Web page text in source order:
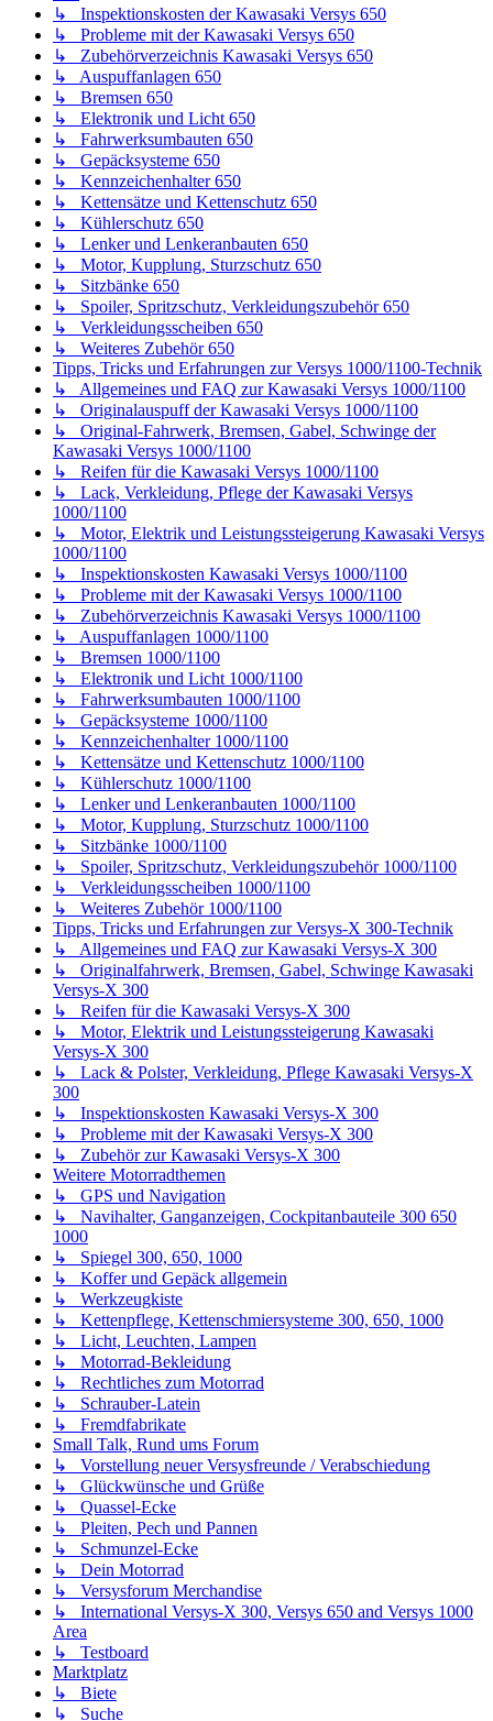
↳ Inspektionskosten der Kawasaki Versys 650
↳ Probleme mit der Kawasaki Versys 650
↳ Zubehörverzeichnis Kawasaki Versys 650
↳ Auspuffanlagen 650
↳ Bremsen 650
↳ Elektronik und Licht 650
↳ Fahrwerksumbauten 650
↳ Gepäcksysteme 650
↳ Kennzeichenhalter 650
↳ Kettensätze und Kettenschutz 650
↳ Kühlerschutz 650
↳ Lenker und Lenkeranbauten 650
↳ Motor, Kupplung, Sturzschutz 650
↳ Sitzbänke 650
↳ Spoiler, Spritzschutz, Verkleidungszubehör 650
↳ Verkleidungsscheiben 650
↳ Weiteres Zubehör 650
Tipps, Tricks und Erfahrungen zur Versys 1000/1100-Technik
↳ Allgemeines und FAQ zur Kawasaki Versys 1000/1100
↳ Originalauspuff der Kawasaki Versys 1000/1100
↳ Original-Fahrwerk, Bremsen, Gabel, Schwinge der
Kawasaki Versys 1000/1100
↳ Reifen für die Kawasaki Versys 1000/1100
↳ Lack, Verkleidung, Pflege der Kawasaki Versys
1000/1100
↳ Motor, Elektrik und Leistungssteigerung Kawasaki Versys
1000/1100
↳ Inspektionskosten Kawasaki Versys 1000/1100
↳ Probleme mit der Kawasaki Versys 1000/1100
↳ Zubehörverzeichnis Kawasaki Versys 1000/1100
↳ Auspuffanlagen 1000/1100
↳ Bremsen 1000/1100
↳ Elektronik und Licht 1000/1100
↳ Fahrwerksumbauten 1000/1100
↳ Gepäcksysteme 1000/1100
↳ Kennzeichenhalter 1000/1100
↳ Kettensätze und Kettenschutz 1000/1100
↳ Kühlerschutz 1000/1100
↳ Lenker und Lenkeranbauten 1000/1100
↳ Motor, Kupplung, Sturzschutz 1000/1100
↳ Sitzbänke 1000/1100
↳ Spoiler, Spritzschutz, Verkleidungszubehör 1000/1100
↳ Verkleidungsscheiben 1000/1100
↳ Weiteres Zubehör 1000/1100
Tipps, Tricks und Erfahrungen zur Versys-X 300-Technik
↳ Allgemeines und FAQ zur Kawasaki Versys-X 300
↳ Originalfahrwerk, Bremsen, Gabel, Schwinge Kawasaki
Versys-X 300
↳ Reifen für die Kawasaki Versys-X 300
↳ Motor, Elektrik und Leistungssteigerung Kawasaki
Versys-X 300
↳ Lack & Polster, Verkleidung, Pflege Kawasaki Versys-X
300
↳ Inspektionskosten Kawasaki Versys-X 300
↳ Probleme mit der Kawasaki Versys-X 300
↳ Zubehör zur Kawasaki Versys-X 300
Weitere Motorradthemen
↳ GPS und Navigation
↳ Navihalter, Ganganzeigen, Cockpitanbauteile 300 650
1000
↳ Spiegel 300, 650, 1000
↳ Koffer und Gepäck allgemein
↳ Werkzeugkiste
↳ Kettenpflege, Kettenschmiersysteme 300, 650, 1000
↳ Licht, Leuchten, Lampen
↳ Motorrad-Bekleidung
↳ Rechtliches zum Motorrad
↳ Schrauber-Latein
↳ Fremdfabrikate
Small Talk, Rund ums Forum
↳ Vorstellung neuer Versysfreunde / Verabschiedung
↳ Glückwünsche und Grüße
↳ Quassel-Ecke
↳ Pleiten, Pech und Pannen
↳ Schmunzel-Ecke
↳ Dein Motorrad
↳ Versysforum Merchandise
↳ International Versys-X 300, Versys 650 and Versys 1000
Area
↳ Testboard
Marktplatz
↳ Biete
↳ Suche